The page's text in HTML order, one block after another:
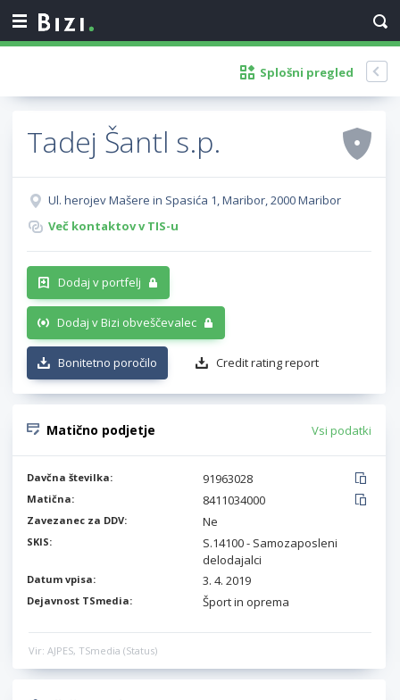
Splošni pregled
Tadej Šantl s.p.
Ul. herojev Mašere in Spasića 1, Maribor, 2000 Maribor
Več kontaktov v TIS-u
Dodaj v portfelj
Dodaj v Bizi obveščevalec
Bonitetno poročilo Credit rating report
Matično podjetje Vsi podatki
Davčna številka: 91963028
Matična: 8411034000
Zavezanec za DDV: Ne
SKIS:
S.14100 - Samozaposleni
delodajalci
Datum vpisa: 3. 4. 2019
Dejavnost TSmedia: Šport in oprema
Vir: AJPES, TSmedia (Status)